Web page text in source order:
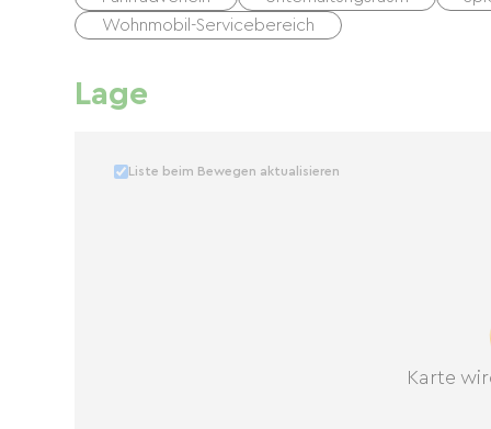
Wohnmobil-Servicebereich
Lage
Karte
Liste beim Bewegen aktualisieren